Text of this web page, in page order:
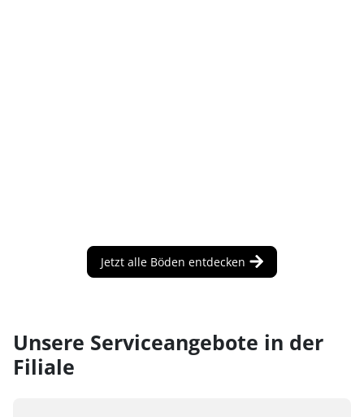
Jetzt alle Böden entdecken
Unsere Serviceangebote in der
Filiale